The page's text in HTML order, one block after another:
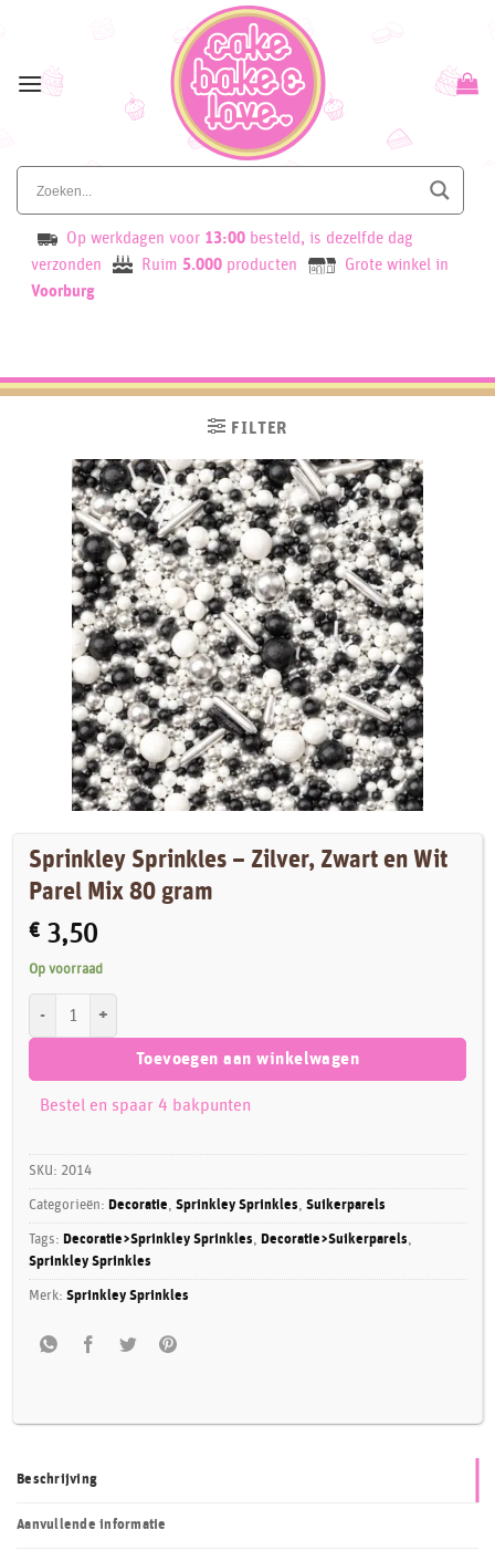
content
Op werkdagen voor 13:00 besteld, is dezelfde dag
verzonden
Ruim 5.000 producten
Grote winkel in
Voorburg
FILTER
Sprinkley Sprinkles – Zilver, Zwart en Wit
Parel Mix 80 gram
€ 3,50
Op voorraad
Toevoegen aan winkelwagen
Bestel en spaar 4 bakpunten
SKU: 2014
Categorieën: Decoratie,Sprinkley Sprinkles,Suikerparels
Tags: Decoratie>Sprinkley Sprinkles, Decoratie>Suikerparels,
Sprinkley Sprinkles
Merk:Sprinkley Sprinkles
Beschrijving
Aanvullende informatie